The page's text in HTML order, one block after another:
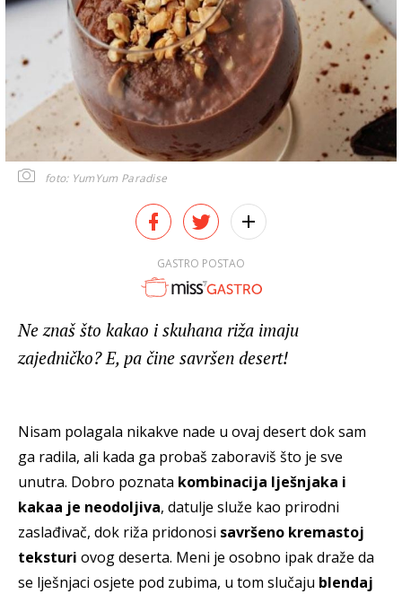
foto: YumYum Paradise
GASTRO POSTAO
Ne znaš što kakao i skuhana riža imaju
zajedničko? E, pa čine savršen desert!
Nisam polagala nikakve nade u ovaj desert dok sam
ga radila, ali kada ga probaš zaboraviš što je sve
unutra. Dobro poznata kombinacija lješnjaka i
kakaa je neodoljiva, datulje služe kao prirodni
zaslađivač, dok riža pridonosi savršeno kremastoj
teksturi ovog deserta. Meni je osobno ipak draže da
se lješnjaci osjete pod zubima, u tom slučaju blendaj